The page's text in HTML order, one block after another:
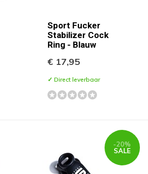
Sport Fucker
Stabilizer Cock
Ring - Blauw
€ 17,95
✓ Direct leverbaar
-20%
SALE